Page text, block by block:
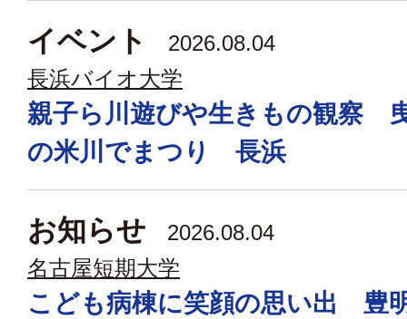
イベント
2026.08.04
長浜バイオ大学
親子ら川遊びや生きもの観察
の米川でまつり 長浜
お知らせ
2026.08.04
名古屋短期大学
こども病棟に笑顔の思い出 豊